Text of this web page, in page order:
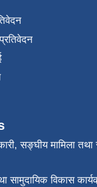
सङ्‍घीय मामिला तथा
सामुदायिक विकास